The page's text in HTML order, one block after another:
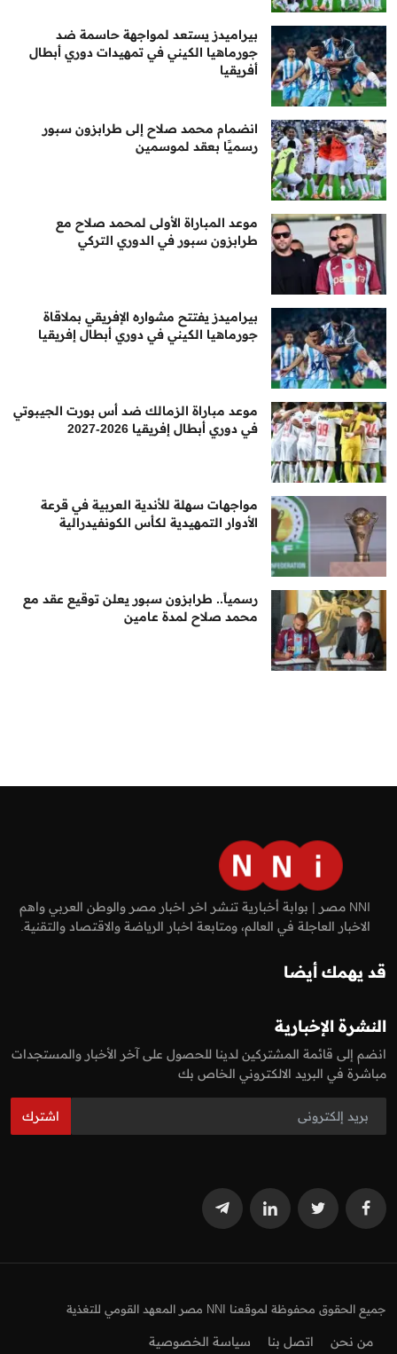
بيراميدز يستعد لمواجهة حاسمة ضد
جورماهيا الكيني في تمهيدات دوري أبطال
أفريقيا
انضمام محمد صلاح إلى طرابزون سبور
رسميًا بعقد لموسمين
موعد المباراة الأولى لمحمد صلاح مع
طرابزون سبور في الدوري التركي
بيراميدز يفتتح مشواره الإفريقي بملاقاة
جورماهيا الكيني في دوري أبطال إفريقيا
موعد مباراة الزمالك ضد أس بورت الجيبوتي
في دوري أبطال إفريقيا 2026-2027
مواجهات سهلة للأندية العربية في قرعة
الأدوار التمهيدية لكأس الكونفيدرالية
رسمياً.. طرابزون سبور يعلن توقيع عقد مع
محمد صلاح لمدة عامين
NNI مصر | بوابة أخبارية تنشر اخر اخبار مصر والوطن العربي واهم
الاخبار العاجلة في العالم، ومتابعة اخبار الرياضة والاقتصاد والتقنية.
قد يهمك أيضا
النشرة الإخبارية
انضم إلى قائمة المشتركين لدينا للحصول على آخر الأخبار والمستجدات
مباشرة في البريد الالكتروني الخاص بك
اشترك
جميع الحقوق محفوظة لموقعنا NNI مصر المعهد القومي للتغذية
من نحن اتصل بنا سياسة الخصوصية